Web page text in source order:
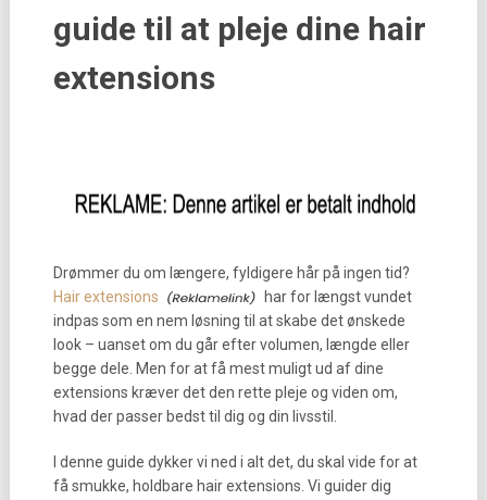
guide til at pleje dine hair
extensions
Drømmer du om længere, fyldigere hår på ingen tid?
Hair extensions
har for længst vundet
indpas som en nem løsning til at skabe det ønskede
look – uanset om du går efter volumen, længde eller
begge dele. Men for at få mest muligt ud af dine
extensions kræver det den rette pleje og viden om,
hvad der passer bedst til dig og din livsstil.
I denne guide dykker vi ned i alt det, du skal vide for at
få smukke, holdbare hair extensions. Vi guider dig